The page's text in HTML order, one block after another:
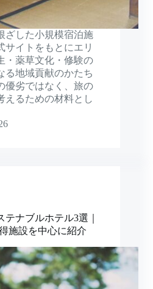
ざした小規模宿泊施
サイトをもとにエリ
・薬草文化・修験の
る地域貢献のかたち
優劣ではなく、旅の
えるための材料とし
テナブルホテル3選｜
施設を中心に紹介